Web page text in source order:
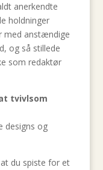
anerkendte
holdninger
med anstændige
og så stillede
som redaktør
tvivlsom
designs og
at du spiste for et